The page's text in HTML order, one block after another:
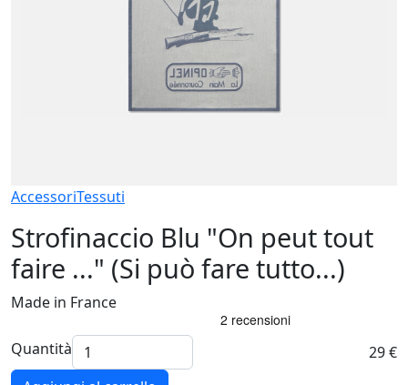
AccessoriTessuti
Strofinaccio Blu "On peut tout
faire ..." (Si può fare tutto...)
Made in France
Quantità
29 €